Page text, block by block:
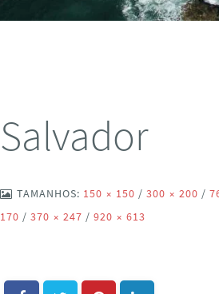
Salvador
TAMANHOS: 150 × 150 / 300 × 200 /
170 / 370 × 247 / 920 × 613